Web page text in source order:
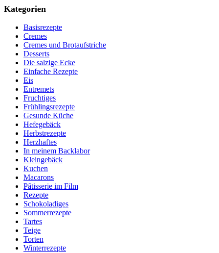
Kategorien
Basisrezepte
Cremes
Cremes und Brotaufstriche
Desserts
Die salzige Ecke
Einfache Rezepte
Eis
Entremets
Fruchtiges
Frühlingsrezepte
Gesunde Küche
Hefegebäck
Herbstrezepte
Herzhaftes
In meinem Backlabor
Kleingebäck
Kuchen
Macarons
Pâtisserie im Film
Rezepte
Schokoladiges
Sommerrezepte
Tartes
Teige
Torten
Winterrezepte